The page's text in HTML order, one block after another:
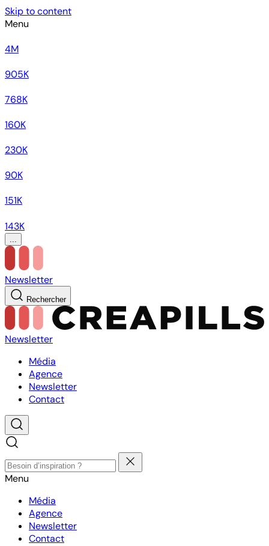
Skip to content
Menu
4M
905K
768K
160K
230K
90K
151K
143K
...
Newsletter
Rechercher
Newsletter
Média
Agence
Newsletter
Contact
Menu
Média
Agence
Newsletter
Contact